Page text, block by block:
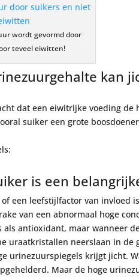
wordt gevormd door
teveel eiwitten!
kan
dat een eiwitrijke voeding de
suiker een grote
is een
een leefstijlfactor van invloed
van een abnormaal hoge
als antioxidant, maar wanneer
uraatkristallen neerslaan in
urinezuurspiegels krijgt jicht.
Maar de hoge